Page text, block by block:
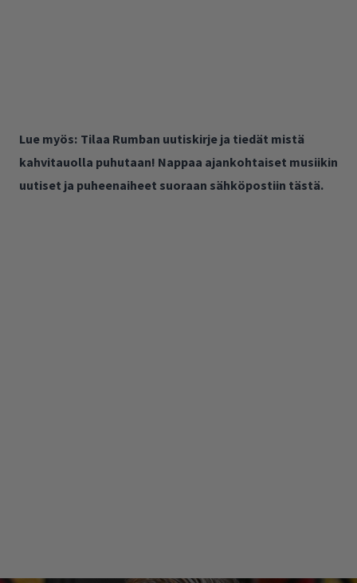
Lue myös: Tilaa Rumban uutiskirje ja tiedät mistä
kahvitauolla puhutaan! Nappaa ajankohtaiset musiikin
uutiset ja puheenaiheet suoraan sähköpostiin tästä.